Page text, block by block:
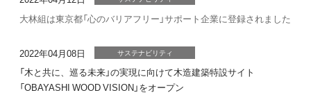
大林組は東京都「心のバリアフリー」サポート企業に登録されました
2022年04月08日 サステナビリティ
「木と共に、巡る未来」の実現に向けて木造建築特設サイト
「OBAYASHI WOOD VISION」をオープン